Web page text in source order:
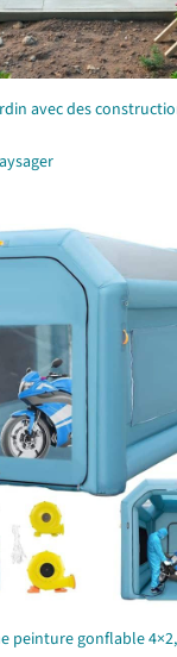
avec des
peinture gonflable